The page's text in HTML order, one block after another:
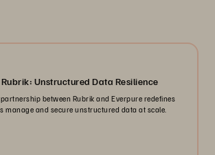
Unstructured Data Resilience
between Rubrik and Everpure redefines
manage and secure unstructured data at scale.